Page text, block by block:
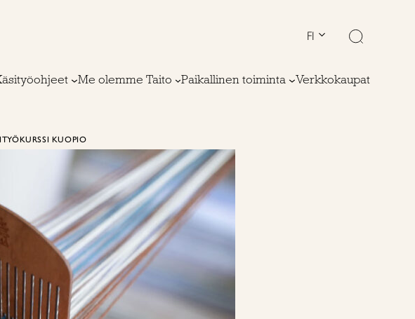
FI
Me olemme Taito Paikallinen toiminta Verkkokaupat
KUOPIO